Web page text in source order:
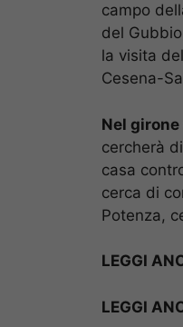
campo
del
la visita
Cesena-
Nel girone
cercherà
casa
cerca di
Potenza,
LEGGI
LEGGI